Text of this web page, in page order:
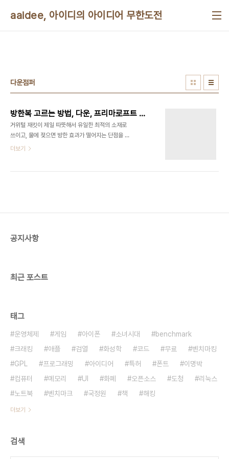
aaidee, 아이디의 아이디어 무한도전
다운점퍼
방한복 고르는 방법, 다운, 프리마로프트 등에 관한 설명
거위털 재킷이 제일 따뜻해서 유일한 최적의 소재로
쓰이고, 물에 젖으면 방한 효과가 떨어지는 단점을 위
해서 프리마로프트가 필파워 500~900급의 대안
더보기
공지사항
최근 포스트
태그
운영체제 게임 아이폰 소녀시대
benchmark
크래킹
애플 검열 화성학 코드 무료
벤치마킹
GPL
프로그래밍 아이디어 특허 폰트
이명박
컴퓨터
메모리 UI 화폐 오픈소스 도청
리눅스
노트북
벤치마크 국정원 책 해킹
더보기
검색